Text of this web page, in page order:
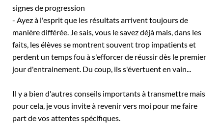
signes de progression
- Ayez à l'esprit que les résultats arrivent toujours de
manière différée. Je sais, vous le savez déjà mais, dans les
faits, les élèves se montrent souvent trop impatients et
perdent un temps fou à s'efforcer de réussir dès le premier
jour d'entrainement. Du coup, ils s'évertuent en vain...
Il y a bien d'autres conseils importants à transmettre mais
pour cela, je vous invite à revenir vers moi pour me faire
part de vos attentes spécifiques.